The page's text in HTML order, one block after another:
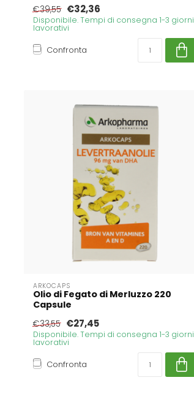
€39,55 €32,36
Disponibile. Tempi di consegna 1-3 giorni
lavorativi
Confronta
ARKOCAPS
Olio di Fegato di Merluzzo 220
Capsule
€33,55 €27,45
Disponibile. Tempi di consegna 1-3 giorni
lavorativi
Confronta